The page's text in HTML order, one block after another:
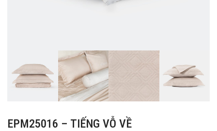
EPM25016 – TIẾNG VỖ VỀ